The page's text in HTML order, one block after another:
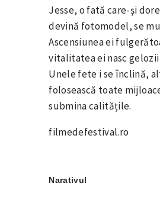
Jesse, o fată care-și
devină fotomodel, se
Ascensiunea ei
vitalitatea ei nasc
Unele fete i se înclină,
folosească toate
submina calitățile.
filmedefestival.ro
Narativul